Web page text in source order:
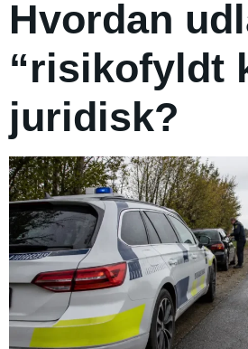
Hvordan
“risikofyldt
juridisk?